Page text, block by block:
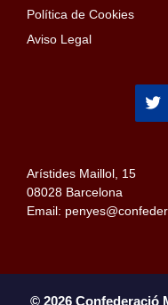
Política de Cookies
Aviso Legal
Arístides Maillol, 15
08028 Barcelona
Email:
© 2026 Confederació